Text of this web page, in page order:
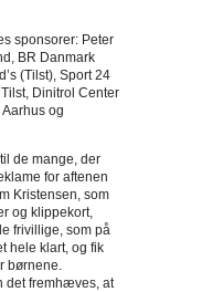
sponsorer: Peter
BR Danmark
(Tilst), Sport 24
Dinitrol Center
og
de mange, der
for aftenen
Kristensen, som
og klippekort,
frivillige, som på
hele klart, og fik
børnene.
det fremhæves, at